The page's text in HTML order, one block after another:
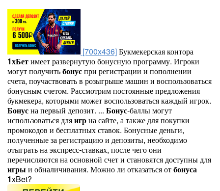
[700x436]Букмекерская контора
1хБетимеет развернутую бонусную программу. Игроки
могут получитьбонуспри регистрации и пополнении
счета, поучаствовать в розыгрыше машин и воспользоваться
бонусным счетом. Рассмотрим постоянные предложения
букмекера, которыми может воспользоваться каждый игрок.
Бонусна первый депозит. ... Бонус-баллы могут
использоваться дляигрна сайте, а также для покупки
промокодов и бесплатных ставок. Бонусные деньги,
полученные за регистрацию и депозиты, необходимо
отыграть на экспресс-ставках, после чего они
перечисляются на основной счет и становятся доступны для
игры и обналичивания. Можно ли отказаться отбонуса
1xBet?